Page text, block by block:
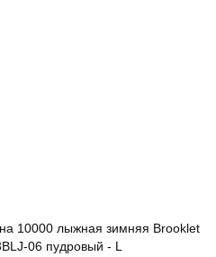
10000 лыжная зимняя Brooklet
06 пудровый - L